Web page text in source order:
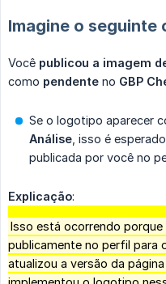
Imagine o seguinte
Você publicou a imagem
como pendente no GBP
Se o logotipo aparecer
Análise , isso é
publicada por você no
Explicação:
Isso está ocorrendo
publicamente no perfil para
atualizou a versão da